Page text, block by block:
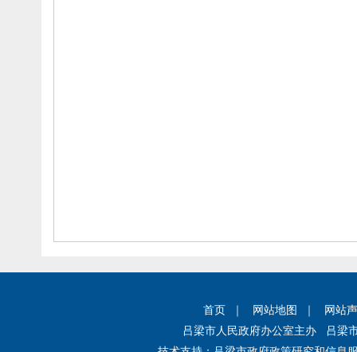
首页 ｜ 网站地图 ｜ 网站
吕梁市人民政府办公室主办 吕梁